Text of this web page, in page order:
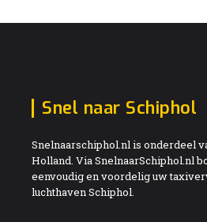
Snel naar Schiphol
Snelnaarschiphol.nl is onderdeel
Holland. Via SnelnaarSchiphol.nl
eenvoudig en voordelig uw
luchthaven Schiphol.